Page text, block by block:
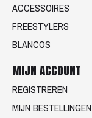
ACCESSOIRES
FREESTYLERS
BLANCOS
MIJN ACCOUNT
REGISTREREN
MIJN BESTELLINGEN